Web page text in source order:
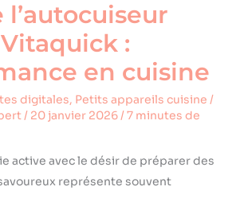
l’autocuiseur
:
en cuisine
digitales, Petits appareils cuisine /
/ 20 janvier 2026/7 minutes de
active avec le désir de préparer des
représente souvent